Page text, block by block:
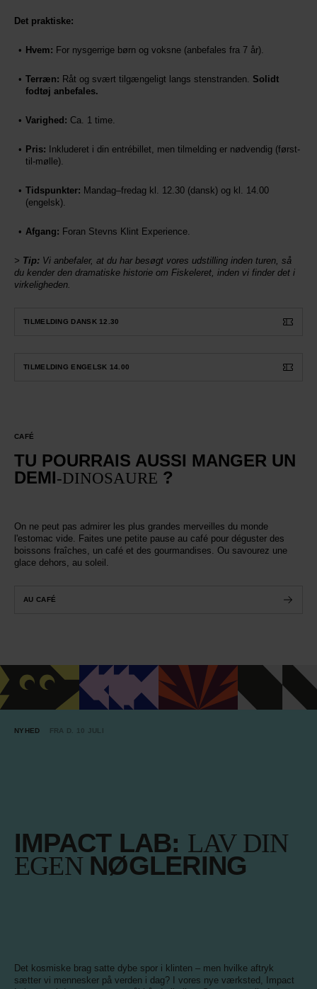
Det praktiske:
Hvem: For nysgerrige børn og voksne (anbefales fra 7 år).
Terræn: Råt og svært tilgængeligt langs stenstranden. Solidt
fodtøj anbefales.
Varighed: Ca. 1 time.
Pris: Inkluderet i din entrébillet, men tilmelding er nødvendig (først-
til-mølle).
Tidspunkter: Mandag–fredag kl. 12.30 (dansk) og kl. 14.00
(engelsk).
Afgang: Foran Stevns Klint Experience.
> Tip: Vi anbefaler, at du har besøgt vores udstilling inden turen, så
du kender den dramatiske historie om Fiskeleret, inden vi finder det i
virkeligheden.
TILMELDING DANSK 12.30
TILMELDING ENGELSK 14.00
CAFÉ
TU POURRAIS AUSSI MANGER UN
DEMI-DINOSAURE ?
On ne peut pas admirer les plus grandes merveilles du monde
l'estomac vide. Faites une petite pause au café pour déguster des
boissons fraîches, un café et des gourmandises. Ou savourez une
glace dehors, au soleil.
AU CAFÉ
NYHED FRA D. 10 JULI
IMPACT LAB: LAV DIN
EGEN NØGLERING
Det kosmiske brag satte dybe spor i klinten – men hvilke aftryk
sætter vi mennesker på verden i dag? I vores nye værksted, Impact